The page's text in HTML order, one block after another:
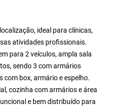
ideal para clínicas,
atividades profissionais.
para 2 veículos, ampla sala
sendo 3 com armários
com box, armário e espelho.
cozinha com armários e área
e bem distribuído para